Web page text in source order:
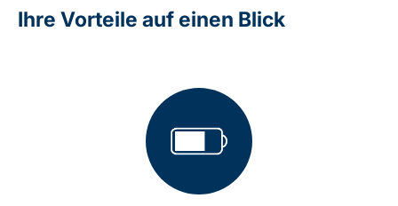
Ihre Vorteile auf einen Blick